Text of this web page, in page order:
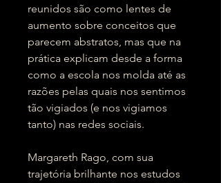
reunidos são como lentes de
aumento sobre conceitos que
parecem abstratos, mas que na
prática explicam desde a forma
como a escola nos molda até as
razões pelas quais nos sentimos
tão vigiados (e nos vigiamos
tanto) nas redes sociais.
Margareth Rago, com sua
trajetória brilhante nos estudos